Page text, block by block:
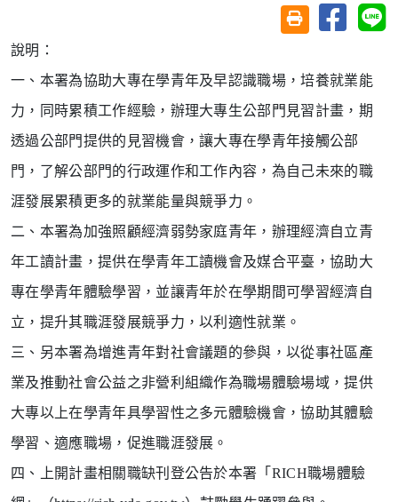
友善列印(另開視
分享至
說明：
一、本署為協助大專在學青年及早認識職場，培養就業能
力， 同時累積工作經驗，辦理大專生公部門見習計畫，期
透過公部門提供的見習機會，讓大專在學青年接觸公部
門，了解公部門的行政運作和工作內容，為自己未來的職
涯發展累積更多的就業能量與競爭力。
二、本署為加強照顧經濟弱勢家庭青年，辦理經濟自立青
年工讀計畫，提供在學青年工讀機會及媒合平臺，協助大
專在學青年體驗學習，並讓青年於在學期間可學習經濟自
立， 提升其職涯發展競爭力，以利適性就業。
三、另本署為增進青年對社會議題的參與，以從事社區產
業及推動社會公益之非營利組織作為職場體驗場域，提供
大專以上在學青年具學習性之多元體驗機會，協助其體驗
學習、適應職場，促進職涯發展。
四、上開計畫相關職缺刊登公告於本署「RICH職場體驗